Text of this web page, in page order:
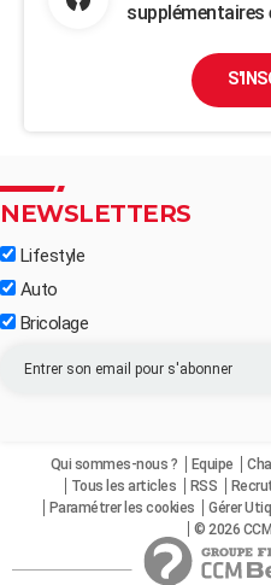
NEWSLETTERS
Lifestyle
Auto
Bricolage
Qui sommes-nous ? Equipe
Tous les articles
RSS
Paramétrer les cookies
Gérer Utiq
© 2026